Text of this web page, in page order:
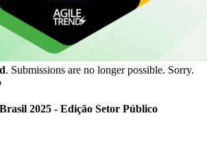
. Submissions are no longer possible. Sorry.
2025 - Edição Setor Público